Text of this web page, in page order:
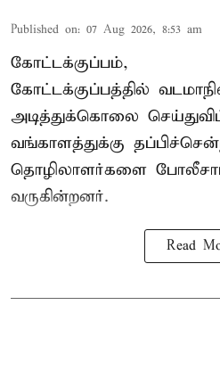
Published on: 07 Aug 2026, 8:53 am
கோட்டக்குப்பம்,
கோட்டக்குப்பத்தில்
அடித்துக்கொலை
வங்காளத்துக்கு
தொழிலாளர்களை
வருகின்றனர்.
Read